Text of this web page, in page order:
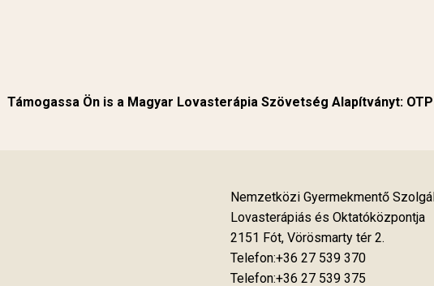
Támogassa Ön is a Magyar Lovasterápia Szövetség Alapítványt:
Nemzetközi Gyermekmentő
Lovasterápiás és Oktatóközpontja
2151 Fót, Vörösmarty tér 2.
Telefon:+36 27 539 370
Telefon:+36 27 539 375